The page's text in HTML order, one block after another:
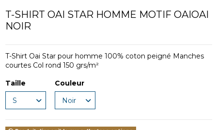
T-SHIRT OAI STAR HOMME MOTIF OAIOAI
NOIR
T-Shirt Oai Star pour homme 100% coton peigné Manches
courtes Col rond 150 grs/m²
Taille Couleur